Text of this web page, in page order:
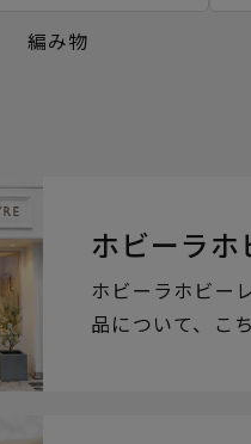
編み物
ホビーラホ
ホビーラホビー
品について、こ